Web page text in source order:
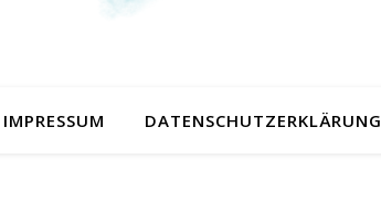
IMPRESSUM DATENSCHUTZERKLÄRUNG